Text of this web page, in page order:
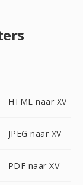
HTML naar XV
JPEG naar XV
PDF naar XV